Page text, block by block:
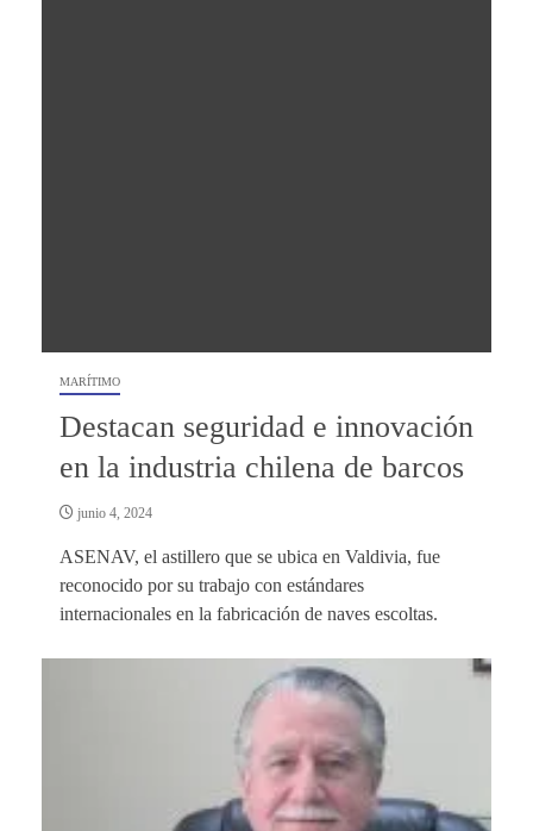
MARÍTIMO
Destacan seguridad e innovación
en la industria chilena de barcos
junio 4, 2024
ASENAV, el astillero que se ubica en Valdivia, fue
reconocido por su trabajo con estándares
internacionales en la fabricación de naves escoltas.